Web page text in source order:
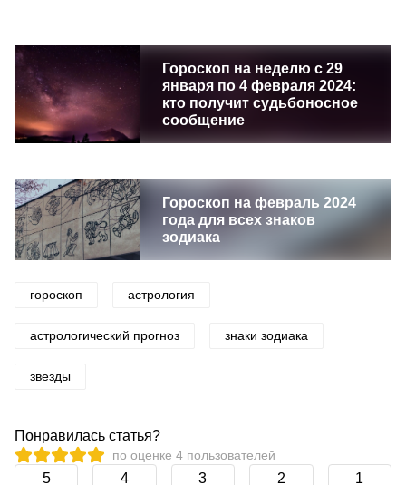
Гороскоп на неделю с 29
января по 4 февраля 2024:
кто получит судьбоносное
сообщение
Гороскоп на февраль 2024
года для всех знаков
зодиака
гороскоп астрология
астрологический прогноз знаки зодиака
звезды
Понравилась статья?
по оценке 4 пользователей
5 4 3 2 1